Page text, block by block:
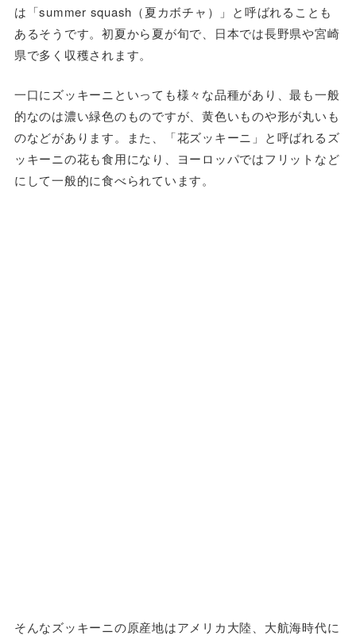
は「summer squash（夏カボチャ）」と呼ばれることも
あるそうです。初夏から夏が旬で、日本では長野県や宮崎
県で多く収穫されます。
一口にズッキーニといっても様々な品種があり、最も一般
的なのは濃い緑色のものですが、黄色いものや形が丸いも
のなどがあります。また、「花ズッキーニ」と呼ばれるズ
ッキーニの花も食用になり、ヨーロッパではフリットなど
にして一般的に食べられています。
そんなズッキーニの原産地はアメリカ大陸、大航海時代に